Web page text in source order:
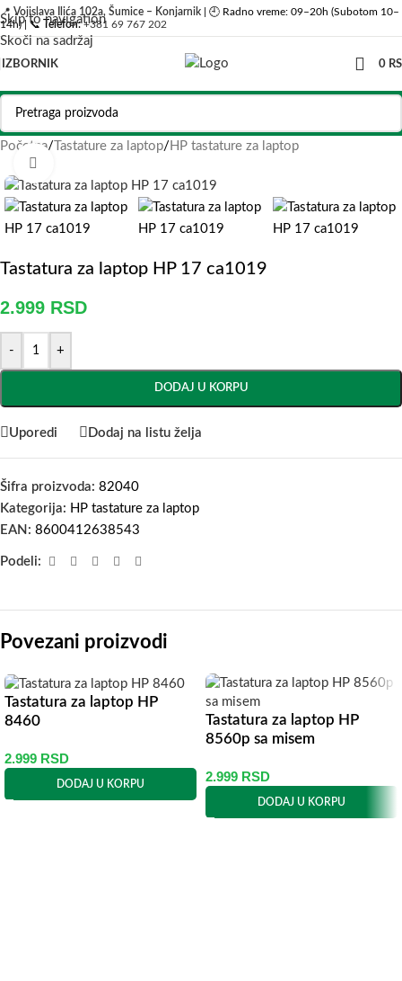
Skip to navigation
Skoči na sadržaj
📍 Vojislava Ilića 102a, Šumice – Konjarnik | 🕘 Radno vreme: 09–20h (Subotom 10–
14h) | 📞 Telefon:+381 69 767 202
IZBORNIK 0
Početna/ Tastature za laptop/ HP tastature za laptop
Tastatura za laptop HP 17 ca1019
2.999 RSD
- +
DODAJ U KORPU
Uporedi Dodaj na listu želja
Šifra proizvoda: 82040
Kategorija: HP tastature za laptop
EAN: 8600412638543
Podeli:
Povezani proizvodi
Tastatura za laptop HP
8460
2.999 RSD
DODAJ U KORPU
Tastatura za laptop HP
8560p sa misem
2.999 RSD
DODAJ U KORPU